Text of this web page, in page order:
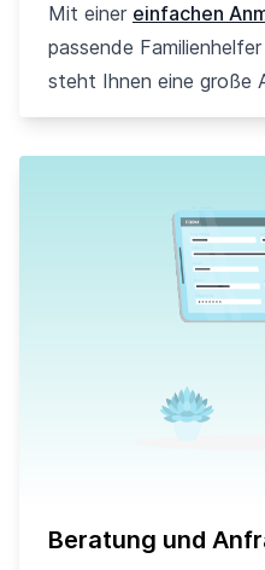
Mit einer einfachen
passende
steht Ihnen eine große
Beratung und